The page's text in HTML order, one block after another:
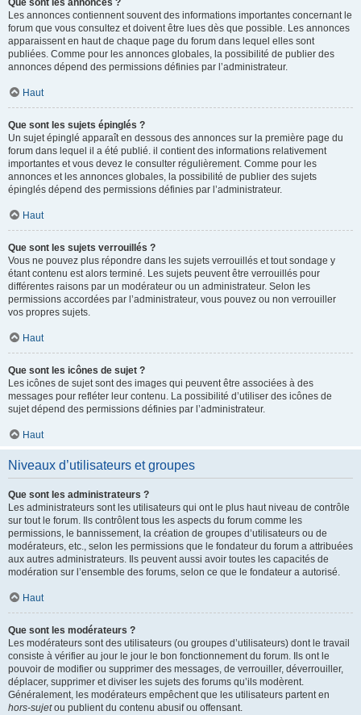
Que sont les annonces ?
Les annonces contiennent souvent des informations importantes concernant le
forum que vous consultez et doivent être lues dès que possible. Les annonces
apparaissent en haut de chaque page du forum dans lequel elles sont
publiées. Comme pour les annonces globales, la possibilité de publier des
annonces dépend des permissions définies par l’administrateur.
Haut
Que sont les sujets épinglés ?
Un sujet épinglé apparaît en dessous des annonces sur la première page du
forum dans lequel il a été publié. il contient des informations relativement
importantes et vous devez le consulter régulièrement. Comme pour les
annonces et les annonces globales, la possibilité de publier des sujets
épinglés dépend des permissions définies par l’administrateur.
Haut
Que sont les sujets verrouillés ?
Vous ne pouvez plus répondre dans les sujets verrouillés et tout sondage y
étant contenu est alors terminé. Les sujets peuvent être verrouillés pour
différentes raisons par un modérateur ou un administrateur. Selon les
permissions accordées par l’administrateur, vous pouvez ou non verrouiller
vos propres sujets.
Haut
Que sont les icônes de sujet ?
Les icônes de sujet sont des images qui peuvent être associées à des
messages pour refléter leur contenu. La possibilité d’utiliser des icônes de
sujet dépend des permissions définies par l’administrateur.
Haut
Niveaux d’utilisateurs et groupes
Que sont les administrateurs ?
Les administrateurs sont les utilisateurs qui ont le plus haut niveau de contrôle
sur tout le forum. Ils contrôlent tous les aspects du forum comme les
permissions, le bannissement, la création de groupes d’utilisateurs ou de
modérateurs, etc., selon les permissions que le fondateur du forum a attribuées
aux autres administrateurs. Ils peuvent aussi avoir toutes les capacités de
modération sur l’ensemble des forums, selon ce que le fondateur a autorisé.
Haut
Que sont les modérateurs ?
Les modérateurs sont des utilisateurs (ou groupes d’utilisateurs) dont le travail
consiste à vérifier au jour le jour le bon fonctionnement du forum. Ils ont le
pouvoir de modifier ou supprimer des messages, de verrouiller, déverrouiller,
déplacer, supprimer et diviser les sujets des forums qu’ils modèrent.
Généralement, les modérateurs empêchent que les utilisateurs partent en
hors-sujetou publient du contenu abusif ou offensant.